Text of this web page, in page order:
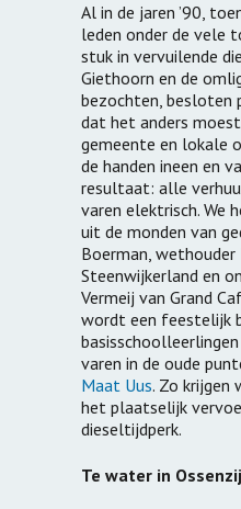
Al in de jaren ’90,
leden onder de vele
stuk in vervuilende
Giethoorn en de
bezochten, besloten
dat het anders
gemeente en lokale
de handen ineen en
resultaat: alle
varen elektrisch. We
uit de monden van
Boerman,
Steenwijkerland en
Vermeij van Grand
wordt een feestelijk
varen in de oude
Maat Uus. Zo krijgen
het plaatselijk
dieseltijdperk.
Te water in